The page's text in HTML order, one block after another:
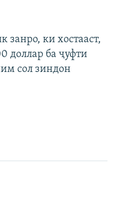
занро, ки хостааст,
доллар ба ҷуфти
сол зиндон